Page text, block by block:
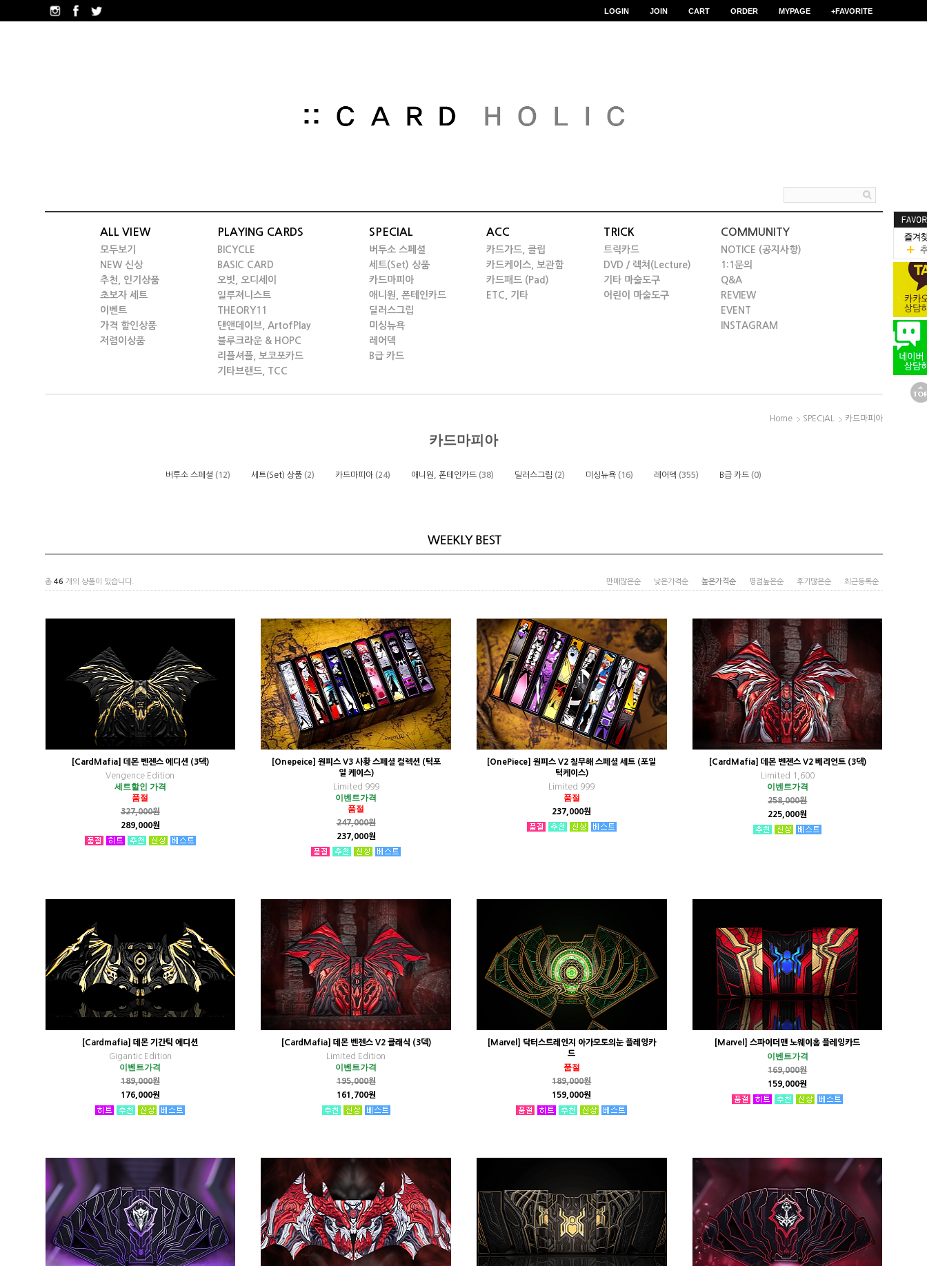
LOGIN JOIN CART ORDER MYPAGE +FAVORITE
ALL VIEW
모두보기
NEW 신상
추천, 인기상품
초보자 세트
이벤트
가격 할인상품
저렴이상품
PLAYING CARDS
BICYCLE
BASIC CARD
오빗, 오디세이
일루져니스트
THEORY11
댄앤데이브, ArtofPlay
블루크라운 & HOPC
리플셔플, 보코포카드
기타브랜드, TCC
SPECIAL
버투소 스페셜
세트(Set) 상품
카드마피아
애니원, 폰테인카드
딜러스그립
미싱뉴욕
레어덱
B급 카드
ACC
카드가드, 클립
카드케이스, 보관함
카드패드 (Pad)
ETC, 기타
TRICK
트릭카드
DVD / 렉쳐(Lecture)
기타 마술도구
어린이 마술도구
COMMUNITY
NOTICE (공지사항)
1:1문의
Q&A
REVIEW
EVENT
INSTAGRAM
Home SPECIAL 카드마피아
카드마피아
버투소 스페셜 (12) 세트(Set) 상품 (2) 카드마피아 (24) 애니원, 폰테인카드 (38) 딜러스그립 (2) 미싱뉴욕 (16) 레어덱 (355) B급 카드 (0)
판매많은순 낮은가격순 높은가격순 평점높은순 후기많은순 최근등록순
총 46 개의 상품이 있습니다.
[CardMafia] 데몬 벤젠스 에디션 (3덱)
Vengence Edition
세트할인 가격
품절
327,000원
289,000원
[Onepeice] 원피스 V3 사황 스페셜 컬렉션 (턱포
일 케이스)
Limited 999
이벤트가격
품절
247,000원
237,000원
[OnePiece] 원피스 V2 칠무해 스페셜 세트 (포일
턱케이스)
Limited 999
품절
237,000원
[CardMafia] 데몬 벤젠스 V2 베리언트 (3덱)
Limited 1,600
이벤트가격
258,000원
225,000원
[Cardmafia] 데몬 기간틱 에디션
Gigantic Edition
이벤트가격
189,000원
176,000원
[CardMafia] 데몬 벤젠스 V2 클래식 (3덱)
Limited Edition
이벤트가격
195,000원
161,700원
[Marvel] 닥터스트레인지 아가모토의눈 플레잉카
드
품절
189,000원
159,000원
[Marvel] 스파이더맨 노웨이홈 플레잉카드
이벤트가격
169,000원
159,000원